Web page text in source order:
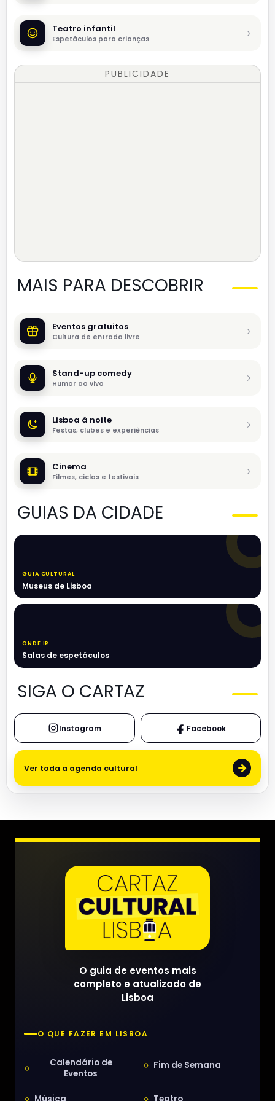
Teatro infantil
Espetáculos para crianças
PUBLICIDADE
MAIS PARA DESCOBRIR
Eventos gratuitos
Cultura de entrada livre
Stand-up comedy
Humor ao vivo
Lisboa à noite
Festas, clubes e experiências
Cinema
Filmes, ciclos e festivais
GUIAS DA CIDADE
GUIA CULTURAL
Museus de Lisboa
ONDE IR
Salas de espetáculos
SIGA O CARTAZ
Instagram Facebook
Ver toda a agenda cultural →
O guia de eventos mais
completo e atualizado de
Lisboa
O QUE FAZER EM LISBOA
Calendário de
Eventos
Fim de Semana
Música Teatro